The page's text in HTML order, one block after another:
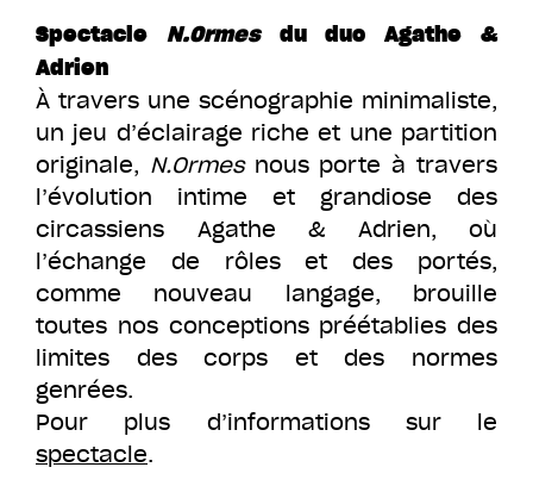
Spectacle N.Ormesdu duo Agathe &
Adrien
À travers une scénographie minimaliste,
un jeu d’éclairage riche et une partition
originale, N.Ormes nous porte à travers
l’évolution intime et grandiose des
circassiens Agathe & Adrien, où
l’échange de rôles et des portés,
comme nouveau langage, brouille
toutes nos conceptions préétablies des
limites des corps et des normes
genrées.
Pour plus d’informations sur le
spectacle.